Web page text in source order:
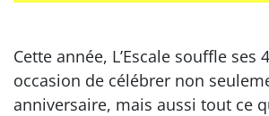
Cette année, L’Escale souffle ses
occasion de célébrer non
anniversaire, mais aussi tout ce